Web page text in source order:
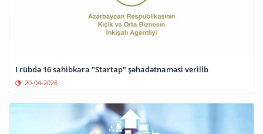
I rübdə 16 sahibkara "Startap" şəhadətnaməsi verilib
20-04-2026